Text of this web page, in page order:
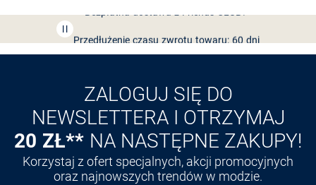
Odkryj aplikację VANGRAAF
ZALOGUJ SIĘ DO
NEWSLETTERA I OTRZYMAJ
20 ZŁ** NA NASTĘPNE ZAKUPY!
Korzystaj z ofert specjalnych, akcji promocyjnych
oraz najnowszych trendów w modzie.